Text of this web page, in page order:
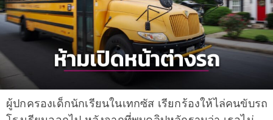
ผู้ปกครองเด็กนักเรียนในเทกซัส เรียกร้องให้ไล่คนขับรถ